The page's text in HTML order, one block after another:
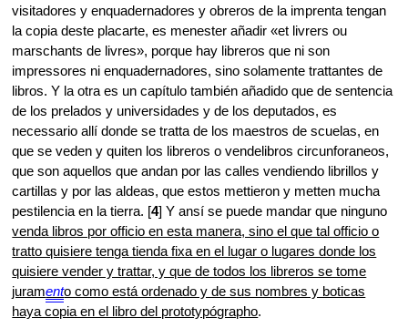
visitadores y enquadernadores y obreros de la imprenta tengan
la copia deste placarte, es menester añadir «et livrers ou
marschants de livres», porque hay libreros que ni son
impressores ni enquadernadores, sino solamente trattantes de
libros. Y la otra es un capítulo también añadido que de sentencia
de los prelados y universidades y de los deputados, es
necessario allí donde se tratta de los maestros de scuelas, en
que se veden y quiten los libreros o vendelibros circunforaneos,
que son aquellos que andan por las calles vendiendo librillos y
cartillas y por las aldeas, que estos mettieron y metten mucha
pestilencia en la tierra. [4] Y ansí se puede mandar que ninguno
venda libros por officio en esta manera, sino el que tal officio o
tratto quisiere tenga tienda fixa en el lugar o lugares donde los
quisiere vender y trattar, y que de todos los libreros se tome
juramento como está ordenado y de sus nombres y boticas
haya copia en el libro del prototypógrapho.